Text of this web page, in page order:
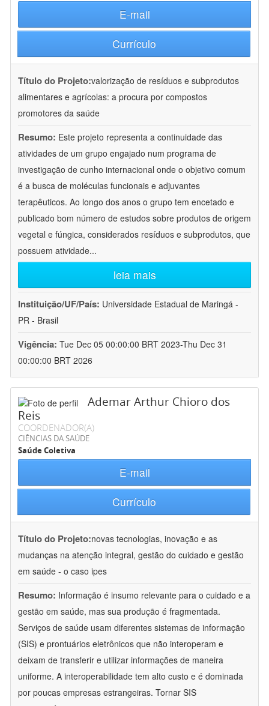
E-mail
Currículo
Título do Projeto:valorização de resíduos e subprodutos
alimentares e agrícolas: a procura por compostos
promotores da saúde
Resumo: Este projeto representa a continuidade das
atividades de um grupo engajado num programa de
investigação de cunho internacional onde o objetivo comum
é a busca de moléculas funcionais e adjuvantes
terapêuticos. Ao longo dos anos o grupo tem encetado e
publicado bom número de estudos sobre produtos de origem
vegetal e fúngica, considerados resíduos e subprodutos, que
possuem atividade...
leia mais
Instituição/UF/País: Universidade Estadual de Maringá -
PR - Brasil
Vigência: Tue Dec 05 00:00:00 BRT 2023-Thu Dec 31
00:00:00 BRT 2026
Ademar Arthur Chioro dos
Reis
COORDENADOR(A)
CIÊNCIAS DA SAÚDE
Saúde Coletiva
E-mail
Currículo
Título do Projeto:novas tecnologias, inovação e as
mudanças na atenção integral, gestão do cuidado e gestão
em saúde - o caso ipes
Resumo: Informação é insumo relevante para o cuidado e a
gestão em saúde, mas sua produção é fragmentada.
Serviços de saúde usam diferentes sistemas de informação
(SIS) e prontuários eletrônicos que não interoperam e
deixam de transferir e utilizar informações de maneira
uniforme. A interoperabilidade tem alto custo e é dominada
por poucas empresas estrangeiras. Tornar SIS